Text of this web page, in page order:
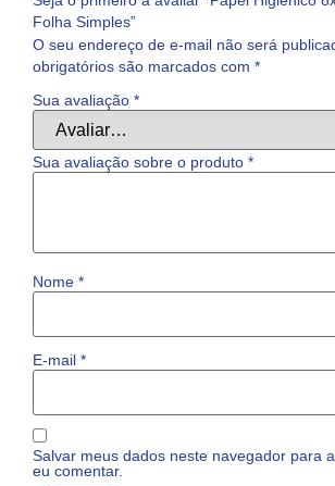
Folha Simples”
O seu endereço de e-mail não será
obrigatórios são marcados com *
Sua avaliação *
Sua avaliação sobre o produto *
Nome *
E-mail *
Salvar meus dados neste navegador para
eu comentar.